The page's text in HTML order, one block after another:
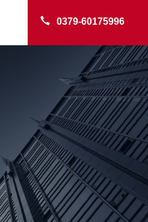
0379-60175996